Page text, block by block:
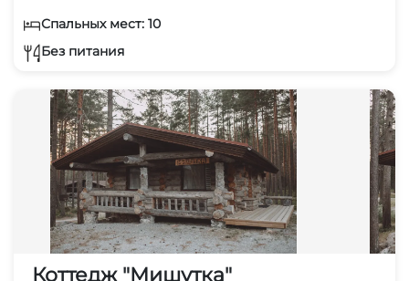
Спальных мест: 10
Без питания
Коттедж "Мишутка"